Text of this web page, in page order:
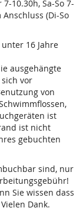
10.30h, Sa-So 7-
(Di-So
16 Jahre
ausgehängte
vor
von
ist
ist nicht
gebuchten
sind, nur
Sie wissen dass
Dank.